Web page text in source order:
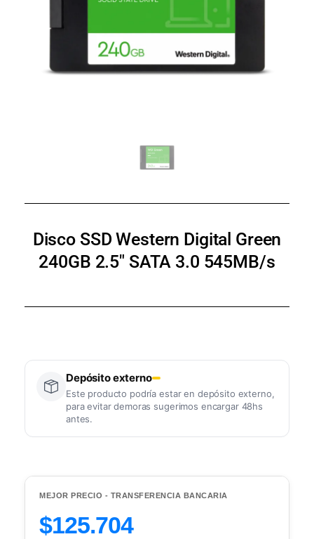
Disco SSD Western Digital Green
240GB 2.5″ SATA 3.0 545MB/s
Depósito externo
Este producto podría estar en depósito externo,
para evitar demoras sugerimos encargar 48hs
antes.
MEJOR PRECIO - TRANSFERENCIA BANCARIA
$125.704